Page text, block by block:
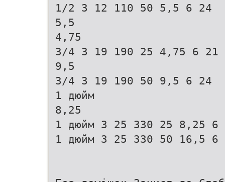
1/2 3 12 110 50 5,5 6 24
5,5
4,75
3/4 3 19 190 25 4,75 6 21
9,5
3/4 3 19 190 50 9,5 6 24
1 дюйм
8,25
1 дюйм 3 25 330 25 8,25 6
1 дюйм 3 25 330 50 16,5 6